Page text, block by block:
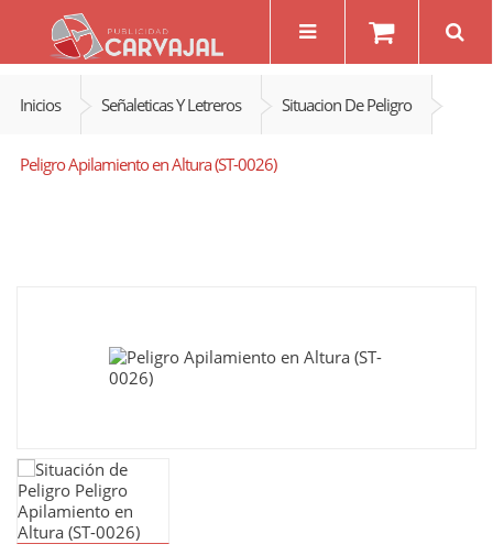
Inicios Señaleticas Y Letreros Situacion De Peligro
Peligro Apilamiento en Altura (ST-0026)